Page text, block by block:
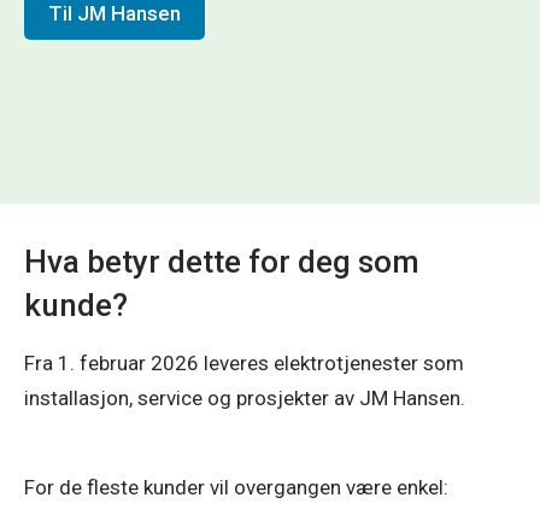
Til JM Hansen
Hva betyr dette for deg som
kunde?
Fra 1. februar 2026 leveres elektro­tjenester som
installasjon, service og prosjekter av JM Hansen.
For de fleste kunder vil overgangen være enkel: